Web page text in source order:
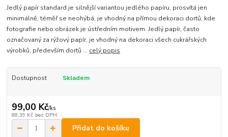
Jedlý papír standard je silnější variantou jedlého papíru, prosvítá jen
minimálně, téměř se neohýbá, je vhodný na přímou dekoraci dortů, kde
fotografie nebo obrázek je ústředním motivem. Jedlý papír, často
označovaný za rýžový papír, je vhodný na dekoraci všech cukrářských
výrobků, především dortů ... celý popis
Dostupnost Skladem
99,00 Kč/ks
88,39 Kč bez DPH
Přidat do košíku